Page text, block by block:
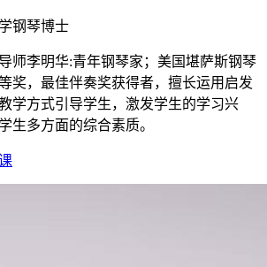
钢琴博士
师李明华:青年钢琴家；美国堪萨斯钢琴
奖，最佳伴奏奖获得者，擅长运用启发
学方式引导学生，激发学生的学习兴
生多方面的综合素质。